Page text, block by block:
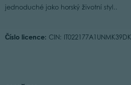
jednoduché jako horský životní styl..
Číslo licence: CIN: IT022177A1UNMK39DK